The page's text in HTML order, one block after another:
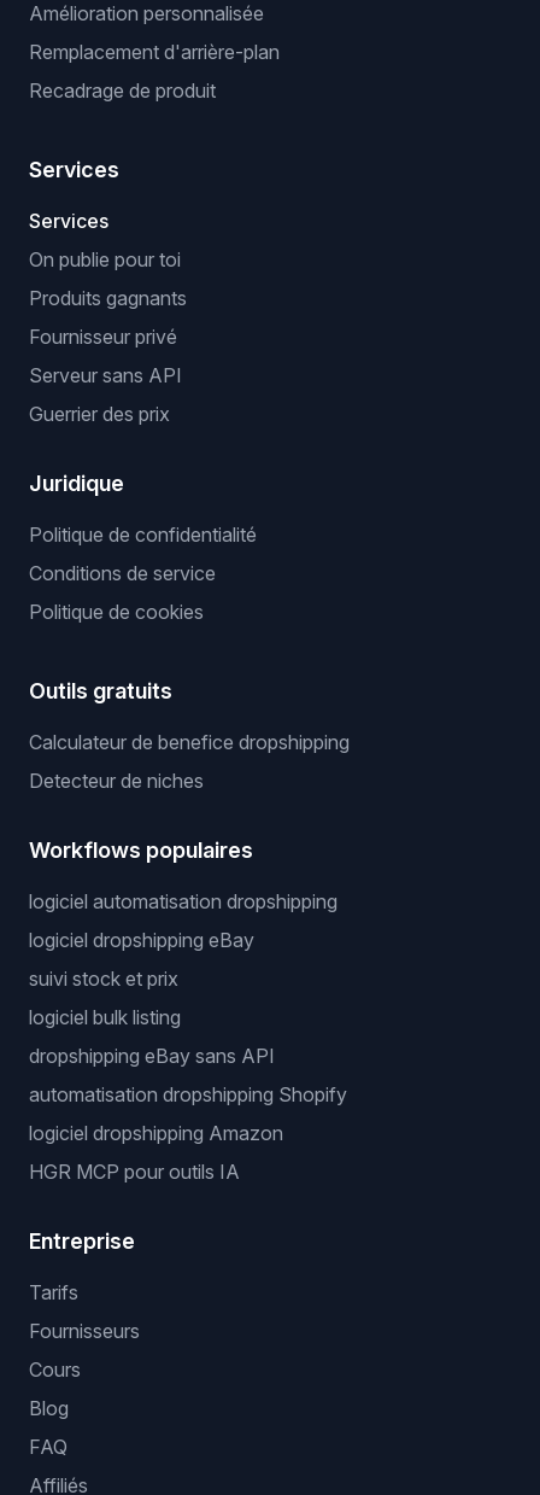
Amélioration personnalisée
Remplacement d'arrière-plan
Recadrage de produit
Services
Services
On publie pour toi
Produits gagnants
Fournisseur privé
Serveur sans API
Guerrier des prix
Juridique
Politique de confidentialité
Conditions de service
Politique de cookies
Outils gratuits
Calculateur de benefice dropshipping
Detecteur de niches
Workflows populaires
logiciel automatisation dropshipping
logiciel dropshipping eBay
suivi stock et prix
logiciel bulk listing
dropshipping eBay sans API
automatisation dropshipping Shopify
logiciel dropshipping Amazon
HGR MCP pour outils IA
Entreprise
Tarifs
Fournisseurs
Cours
Blog
FAQ
Affiliés